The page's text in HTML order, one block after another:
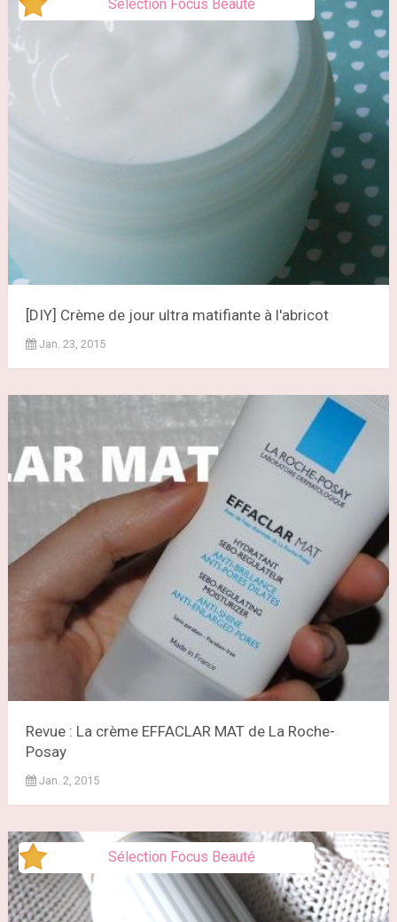
Sélection Focus Beauté
[DIY] Crème de jour ultra matifiante à l'abricot
Jan. 23, 2015
Revue : La crème EFFACLAR MAT de La Roche-
Posay
Jan. 2, 2015
Sélection Focus Beauté